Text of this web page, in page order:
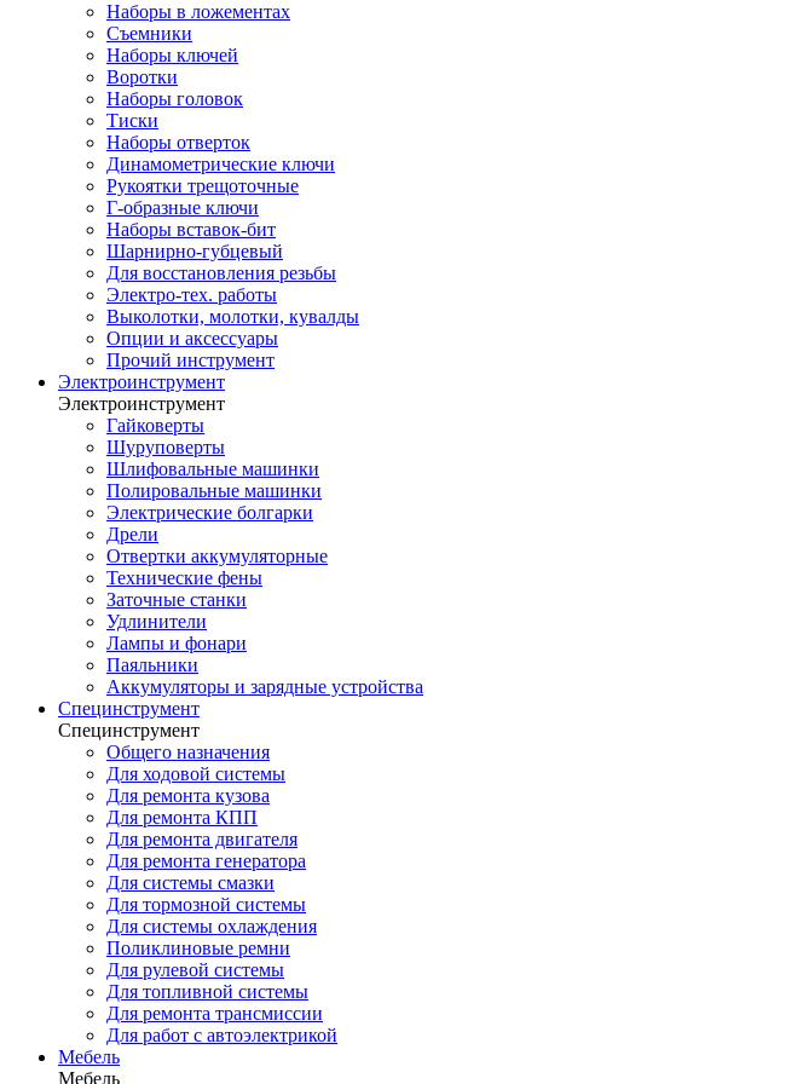
Наборы в ложементах
Съемники
Наборы ключей
Воротки
Наборы головок
Тиски
Наборы отверток
Динамометрические ключи
Рукоятки трещоточные
Г-образные ключи
Наборы вставок-бит
Шарнирно-губцевый
Для восстановления резьбы
Электро-тех. работы
Выколотки, молотки, кувалды
Опции и аксессуары
Прочий инструмент
Электроинструмент
Электроинструмент
Гайковерты
Шуруповерты
Шлифовальные машинки
Полировальные машинки
Электрические болгарки
Дрели
Отвертки аккумуляторные
Технические фены
Заточные станки
Удлинители
Лампы и фонари
Паяльники
Аккумуляторы и зарядные устройства
Специнструмент
Специнструмент
Общего назначения
Для ходовой системы
Для ремонта кузова
Для ремонта КПП
Для ремонта двигателя
Для ремонта генератора
Для системы смазки
Для тормозной системы
Для системы охлаждения
Поликлиновые ремни
Для рулевой системы
Для топливной системы
Для ремонта трансмиссии
Для работ с автоэлектрикой
Мебель
Мебель